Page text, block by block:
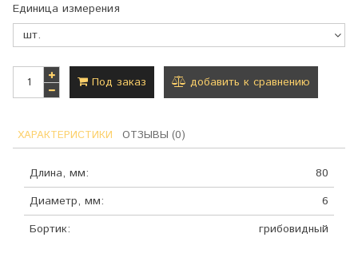
Единица измерения
Под заказ добавить к сравнению
ХАРАКТЕРИСТИКИ ОТЗЫВЫ (0)
Длина, мм:
80
Диаметр, мм:
6
Бортик:
грибовидный